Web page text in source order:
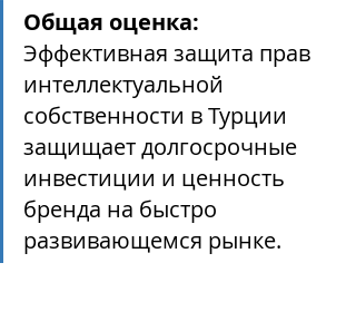
Общая оценка:
Эффективная защита прав
интеллектуальной
собственности в Турции
защищает долгосрочные
инвестиции и ценность
бренда на быстро
развивающемся рынке.